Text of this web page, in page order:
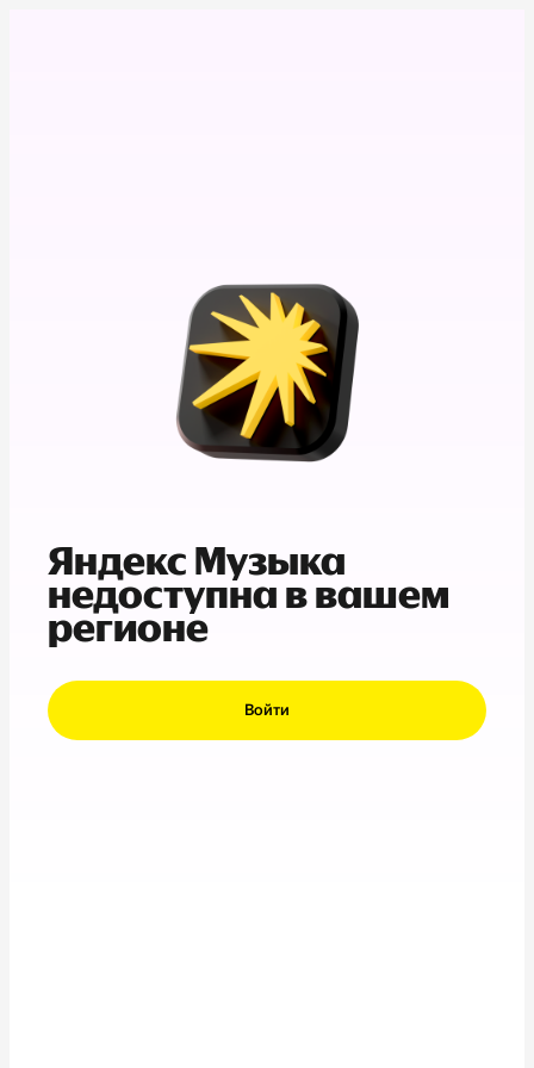
Яндекс Музыка
недоступна в вашем
регионе
Войти